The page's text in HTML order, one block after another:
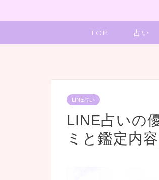
TOP 占い
LINE占い
LINE占いの
ミと鑑定内